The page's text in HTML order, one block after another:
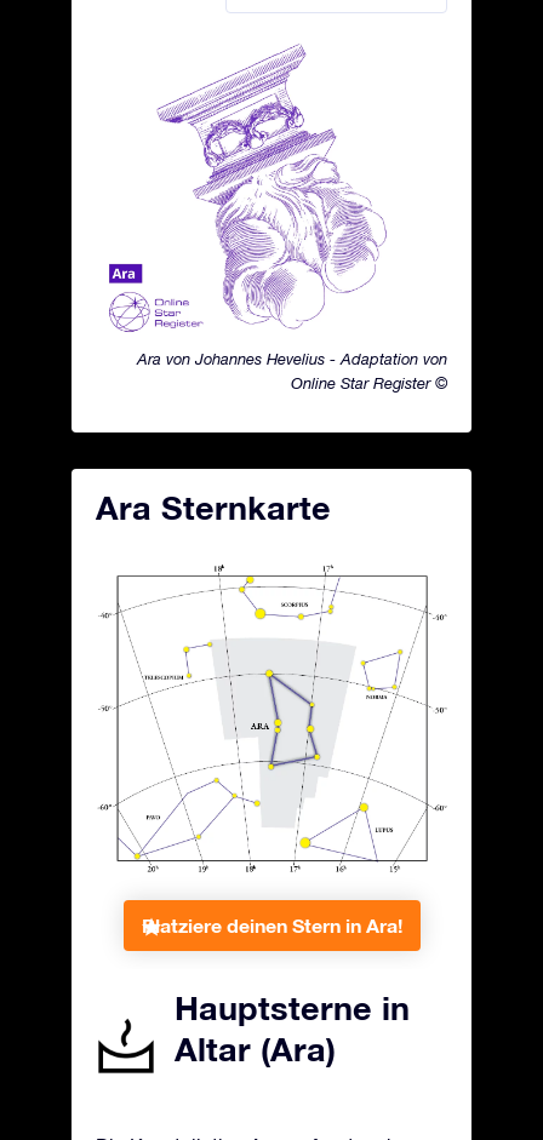
Ara von Johannes Hevelius - Adaptation von
Online Star Register ©
Ara Sternkarte
Platziere deinen Stern in Ara!
Hauptsterne in
Altar (Ara)